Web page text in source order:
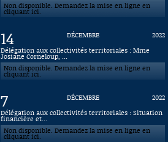
Non disponible. Demandez la mise en ligne en
cliquant ici.
14 DÉCEMBRE
2022
Délégation aux collectivités territoriales : Mme
Josiane Corneloup, ...
Non disponible. Demandez la mise en ligne en
cliquant ici.
7 DÉCEMBRE
2022
Délégation aux collectivités territoriales : Situation
financière et...
Non disponible. Demandez la mise en ligne en
cliquant ici.